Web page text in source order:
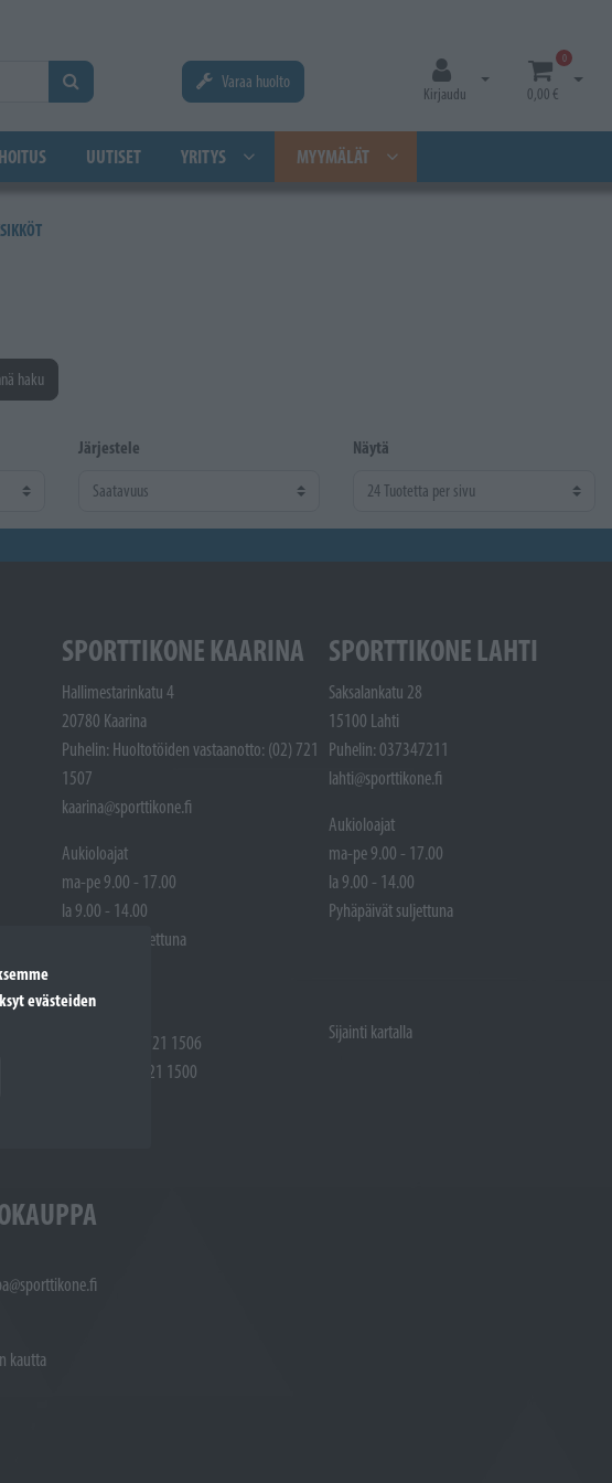
evästeiden
Varaa huolto
Kirjaudu
Avaa kirjautuminen
0
0,00 €
Avaa
UUTISET YRITYS MYYMÄLÄT
haku
Järjestele Näytä
SPORTTIKONE KAARINA
Hallimestarinkatu 4
20780 Kaarina
Puhelin: Huoltotöiden vastaanotto: (02) 721
1507
kaarina@sporttikone.fi
Aukioloajat
ma-pe 9.00 - 17.00
la 9.00 - 14.00
Pyhäpäivät suljettuna
Varaosat: (02) 721 1506
Myynti : (02) 721 1500
SPORTTIKONE LAHTI
Saksalankatu 28
15100 Lahti
Puhelin: 037347211
lahti@sporttikone.fi
Aukioloajat
ma-pe 9.00 - 17.00
la 9.00 - 14.00
Pyhäpäivät suljettuna
Sijainti kartalla
kautta